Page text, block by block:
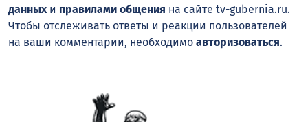
данных и правилами общения на сайте tv-gubernia.ru.
Чтобы отслеживать ответы и реакции пользователей
на ваши комментарии, необходимо авторизоваться.